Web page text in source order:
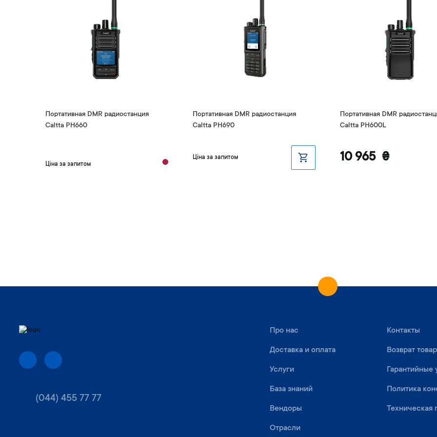
Портативная DMR радиостанция
Caltta PH660
Ціна за запитом
Портативная DMR радиостанция
Caltta PH690
Ціна за запитом
Портативная DMR
Caltta PH600L
10 965 ₴
(044) 455 77 77
Про нас
Доставка и оплата
Услуги
База знаний
Вендоры
Отрасли
Контакты
Возврат
Гарантийные
Политика
Техническая